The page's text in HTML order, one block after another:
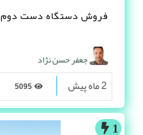
فروش دستگاه دست دوم
جعفر حسن نژاد
2 ماه پیش
1